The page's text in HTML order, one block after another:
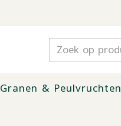
Granen & Peulvruchten